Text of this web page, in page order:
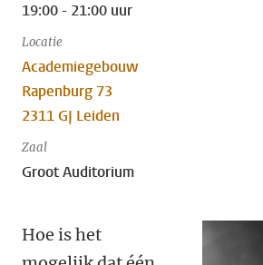
19:00 - 21:00 uur
Locatie
Academiegebouw
Rapenburg 73
2311 GJ Leiden
Zaal
Groot Auditorium
Hoe is het